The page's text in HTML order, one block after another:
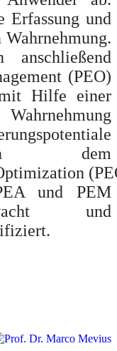
Erfassung und
anschließend
(PEO)
Hilfe einer
In dem
und PEM
und